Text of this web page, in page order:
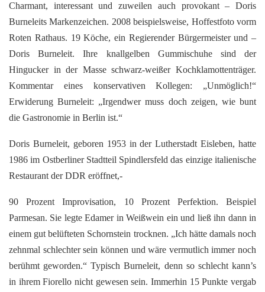
Charmant, interessant und zuweilen auch provokant – Doris
Burneleits Markenzeichen. 2008 beispielsweise, Hoffestfoto vorm
Roten Rathaus. 19 Köche, ein Regierender Bürgermeister und –
Doris Burneleit. Ihre knallgelben Gummischuhe sind der
Hingucker in der Masse schwarz-weißer Kochklamottenträger.
Kommentar eines konservativen Kollegen: „Unmöglich!“
Erwiderung Burneleit: „Irgendwer muss doch zeigen, wie bunt
die Gastronomie in Berlin ist.“
Doris Burneleit, geboren 1953 in der Lutherstadt Eisleben, hatte
1986 im Ostberliner Stadtteil Spindlersfeld das einzige italienische
Restaurant der DDR eröffnet,-
90 Prozent Improvisation, 10 Prozent Perfektion. Beispiel
Parmesan. Sie legte Edamer in Weißwein ein und ließ ihn dann in
einem gut belüfteten Schornstein trocknen. „Ich hätte damals noch
zehnmal schlechter sein können und wäre vermutlich immer noch
berühmt geworden.“ Typisch Burneleit, denn so schlecht kann’s
in ihrem Fiorello nicht gewesen sein. Immerhin 15 Punkte vergab